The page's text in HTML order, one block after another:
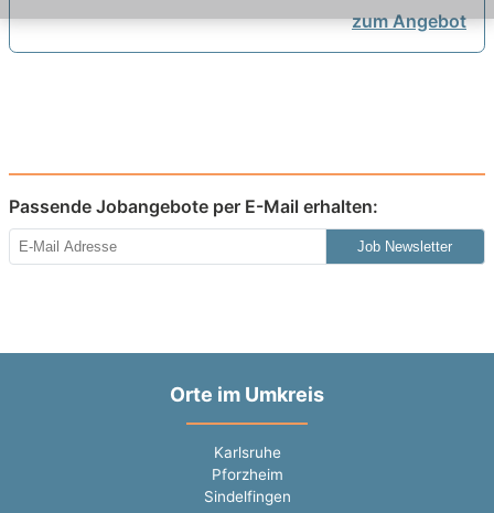
zum Angebot
Passende Jobangebote per E-Mail erhalten:
Job Newsletter
Orte im Umkreis
Karlsruhe
Pforzheim
Sindelfingen